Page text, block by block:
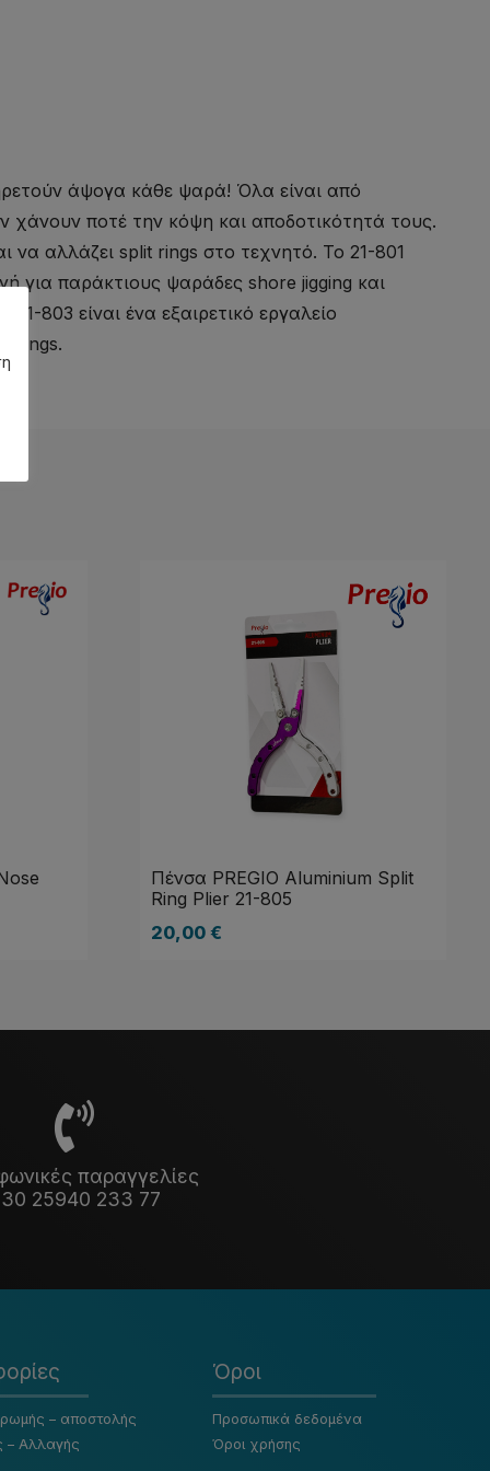
άψογα κάθε ψαρά! Όλα είναι από
χάνουν ποτέ την κόψη και αποδοτικότητά τους.
να αλλάζει split rings στο τεχνητό. Το 21-801
για παράκτιους ψαράδες shore jigging και
803 είναι ένα εξαιρετικό εργαλείο
rings.
Πένσα PREGIO Aluminium Split
Ring Plier 21-805
20,00 €
παραγγελίες
25940 233 77
– αποστολής
– Αλλαγής
Όροι
Προσωπικά δεδομένα
Όροι χρήσης